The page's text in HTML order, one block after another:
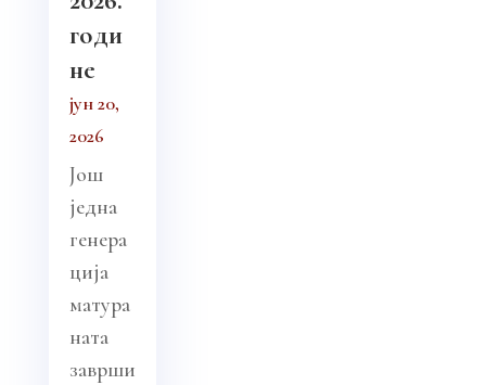
годи
не
јун 20,
2026
Још
једна
генера
ција
матура
ната
заврши